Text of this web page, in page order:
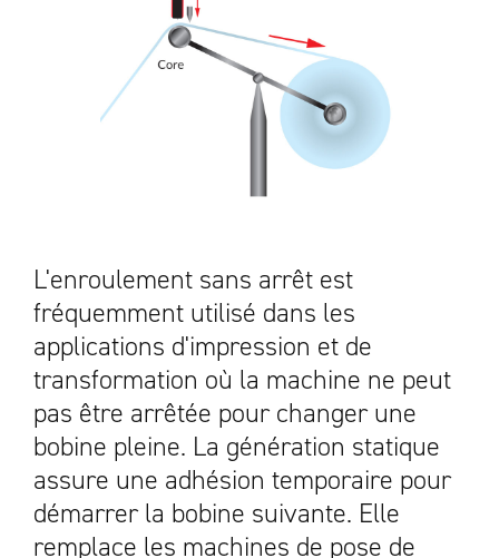
L'enroulement sans arrêt est
fréquemment utilisé dans les
applications d'impression et de
transformation où la machine ne peut
pas être arrêtée pour changer une
bobine pleine. La génération statique
assure une adhésion temporaire pour
démarrer la bobine suivante. Elle
remplace les machines de pose de